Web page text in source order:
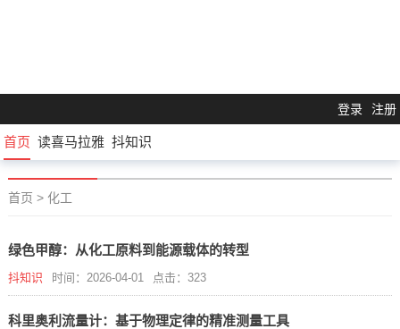
登录 注册
首页 读喜马拉雅 抖知识
首页 > 化工
绿色甲醇：从化工原料到能源载体的转型
抖知识 时间：2026-04-01 点击：323
科里奥利流量计：基于物理定律的精准测量工具